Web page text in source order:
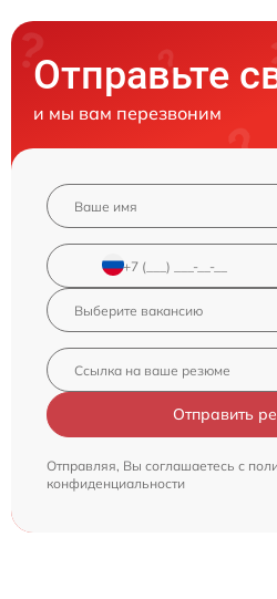
Отправьте
и мы вам перезвоним
Отправить
Отправляя, Вы соглашаетесь с
конфиденциальности